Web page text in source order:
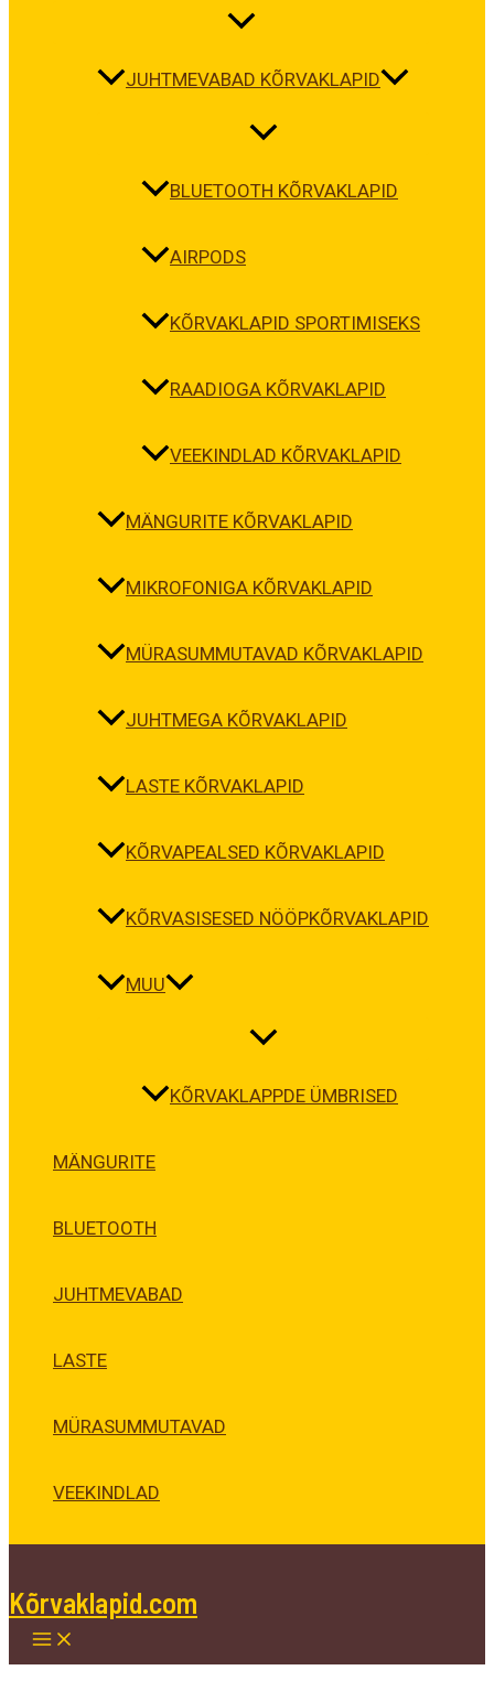
JUHTMEVABAD KÕRVAKLAPID
BLUETOOTH KÕRVAKLAPID
AIRPODS
KÕRVAKLAPID SPORTIMISEKS
RAADIOGA KÕRVAKLAPID
VEEKINDLAD KÕRVAKLAPID
MÄNGURITE KÕRVAKLAPID
MIKROFONIGA KÕRVAKLAPID
MÜRASUMMUTAVAD KÕRVAKLAPID
JUHTMEGA KÕRVAKLAPID
LASTE KÕRVAKLAPID
KÕRVAPEALSED KÕRVAKLAPID
KÕRVASISESED NÖÖPKÕRVAKLAPID
MUU
KÕRVAKLAPPDE ÜMBRISED
MÄNGURITE
BLUETOOTH
JUHTMEVABAD
LASTE
MÜRASUMMUTAVAD
VEEKINDLAD
Kõrvaklapid.com